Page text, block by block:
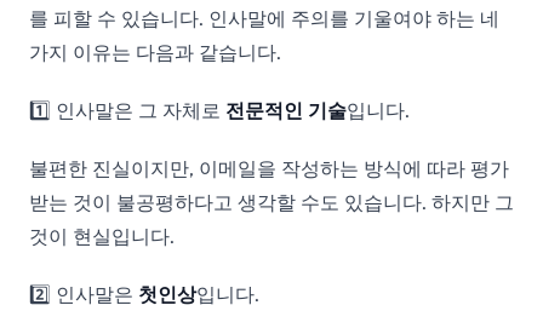
를 피할 수 있습니다. 인사말에 주의를 기울여야 하는 네
가지 이유는 다음과 같습니다.
1️⃣ 인사말은 그 자체로 전문적인 기술입니다.
불편한 진실이지만, 이메일을 작성하는 방식에 따라 평가
받는 것이 불공평하다고 생각할 수도 있습니다. 하지만 그
것이 현실입니다.
2️⃣ 인사말은 첫인상입니다.